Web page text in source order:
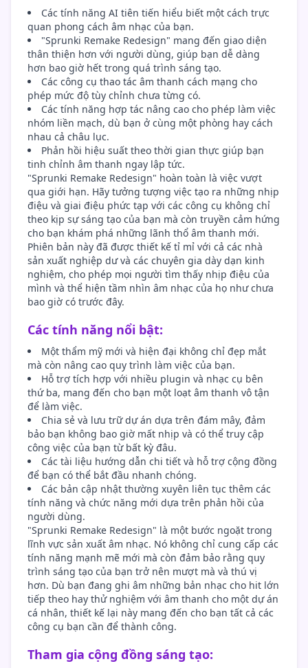
Các tính năng AI tiên tiến hiểu biết một cách trực
quan phong cách âm nhạc của bạn.
"Sprunki Remake Redesign" mang đến giao diện
thân thiện hơn với người dùng, giúp bạn dễ dàng
hơn bao giờ hết trong quá trình sáng tạo.
Các công cụ thao tác âm thanh cách mạng cho
phép mức độ tùy chỉnh chưa từng có.
Các tính năng hợp tác nâng cao cho phép làm việc
nhóm liền mạch, dù bạn ở cùng một phòng hay cách
nhau cả châu lục.
Phản hồi hiệu suất theo thời gian thực giúp bạn
tinh chỉnh âm thanh ngay lập tức.
"Sprunki Remake Redesign" hoàn toàn là việc vượt
qua giới hạn. Hãy tưởng tượng việc tạo ra những nhịp
điệu và giai điệu phức tạp với các công cụ không chỉ
theo kịp sự sáng tạo của bạn mà còn truyền cảm hứng
cho bạn khám phá những lãnh thổ âm thanh mới.
Phiên bản này đã được thiết kế tỉ mỉ với cả các nhà
sản xuất nghiệp dư và các chuyên gia dày dạn kinh
nghiệm, cho phép mọi người tìm thấy nhịp điệu của
mình và thể hiện tầm nhìn âm nhạc của họ như chưa
bao giờ có trước đây.
Các tính năng nổi bật:
Một thẩm mỹ mới và hiện đại không chỉ đẹp mắt
mà còn nâng cao quy trình làm việc của bạn.
Hỗ trợ tích hợp với nhiều plugin và nhạc cụ bên
thứ ba, mang đến cho bạn một loạt âm thanh vô tận
để làm việc.
Chia sẻ và lưu trữ dự án dựa trên đám mây, đảm
bảo bạn không bao giờ mất nhịp và có thể truy cập
công việc của bạn từ bất kỳ đâu.
Các tài liệu hướng dẫn chi tiết và hỗ trợ cộng đồng
để bạn có thể bắt đầu nhanh chóng.
Các bản cập nhật thường xuyên liên tục thêm các
tính năng và chức năng mới dựa trên phản hồi của
người dùng.
"Sprunki Remake Redesign" là một bước ngoặt trong
lĩnh vực sản xuất âm nhạc. Nó không chỉ cung cấp các
tính năng mạnh mẽ mới mà còn đảm bảo rằng quy
trình sáng tạo của bạn trở nên mượt mà và thú vị
hơn. Dù bạn đang ghi âm những bản nhạc cho hit lớn
tiếp theo hay thử nghiệm với âm thanh cho một dự án
cá nhân, thiết kế lại này mang đến cho bạn tất cả các
công cụ bạn cần để thành công.
Tham gia cộng đồng sáng tạo: